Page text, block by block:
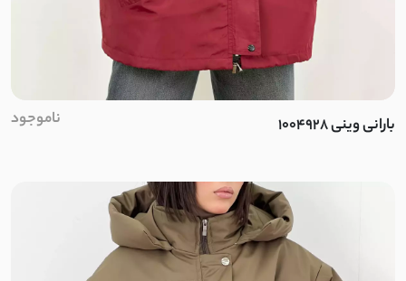
پنبه لاکرا
چکنده کشی
ویسکوز
شانتون مکانیکی
خامه دوزی
بارانی وینی 1004928 ناموجود